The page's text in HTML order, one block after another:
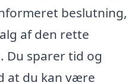
beslutning,
af den rette
Du sparer tid og
at du kan være